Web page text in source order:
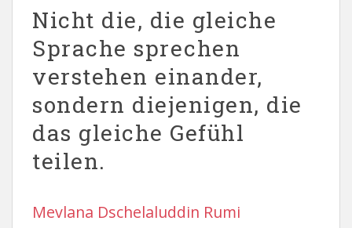
Nicht die, die gleiche
Sprache sprechen
verstehen einander,
sondern diejenigen, die
das gleiche Gefühl
teilen.
Mevlana Dschelaluddin Rumi